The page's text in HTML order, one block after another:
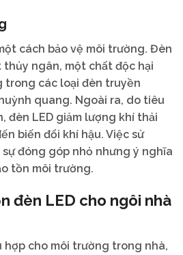
cách bảo vệ môi trường. Đèn
thủy ngân, một chất độc hại
trong các loại đèn truyền
quang. Ngoài ra, do tiêu
đèn LED giảm lượng khí thải
biến đổi khí hậu. Việc sử
đóng góp nhỏ nhưng ý nghĩa
tồn môi trường.
đèn LED cho ngôi nhà
hợp cho môi trường trong nhà,